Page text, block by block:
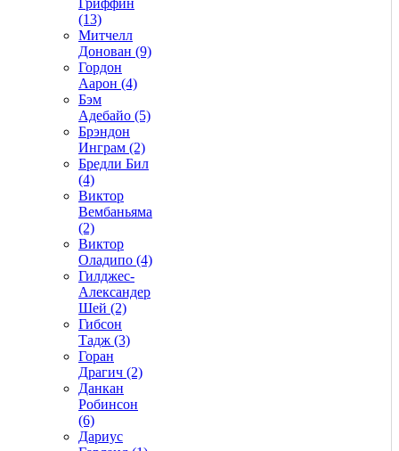
(13)
Митчелл
Донован (9)
Гордон
Аарон (4)
Бэм
Адебайо (5)
Брэндон
Инграм (2)
Бредли Бил
(4)
Виктор
Вембаньяма
(2)
Виктор
Оладипо (4)
Гилджес-
Александер
Шей (2)
Гибсон
Тадж (3)
Горан
Драгич (2)
Данкан
Робинсон
(6)
Дариус